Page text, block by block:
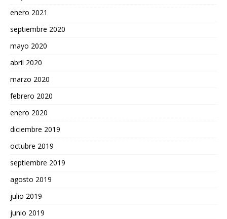
enero 2021
septiembre 2020
mayo 2020
abril 2020
marzo 2020
febrero 2020
enero 2020
diciembre 2019
octubre 2019
septiembre 2019
agosto 2019
julio 2019
junio 2019